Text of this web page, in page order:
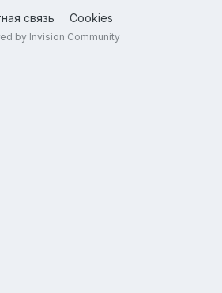
связь Cookies
by Invision Community